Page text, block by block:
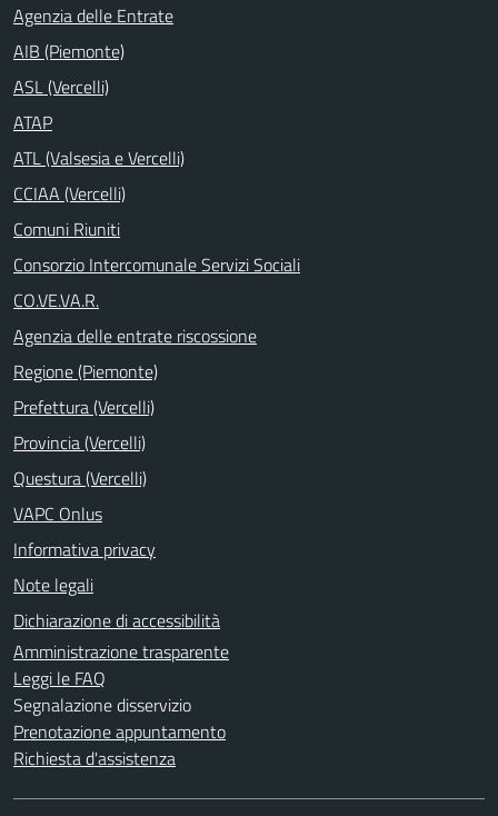
Agenzia delle Entrate
AIB (Piemonte)
ASL (Vercelli)
ATAP
ATL (Valsesia e Vercelli)
CCIAA (Vercelli)
Comuni Riuniti
Consorzio Intercomunale Servizi Sociali
CO.VE.VA.R.
Agenzia delle entrate riscossione
Regione (Piemonte)
Prefettura (Vercelli)
Provincia (Vercelli)
Questura (Vercelli)
VAPC Onlus
Informativa privacy
Note legali
Dichiarazione di accessibilità
Amministrazione trasparente
Leggi le FAQ
Segnalazione disservizio
Prenotazione appuntamento
Richiesta d'assistenza